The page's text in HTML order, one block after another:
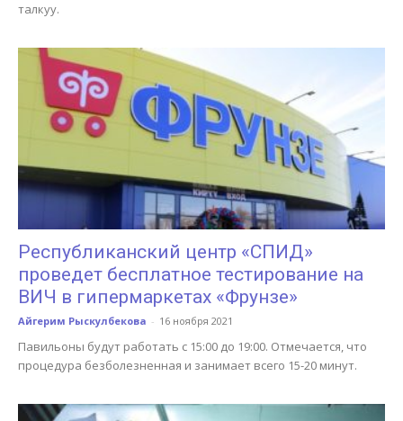
талкуу.
Республиканский центр «СПИД»
проведет бесплатное тестирование на
ВИЧ в гипермаркетах «Фрунзе»
Айгерим Рыскулбекова - 16 ноября 2021
Павильоны будут работать с 15:00 до 19:00. Отмечается, что
процедура безболезненная и занимает всего 15-20 минут.